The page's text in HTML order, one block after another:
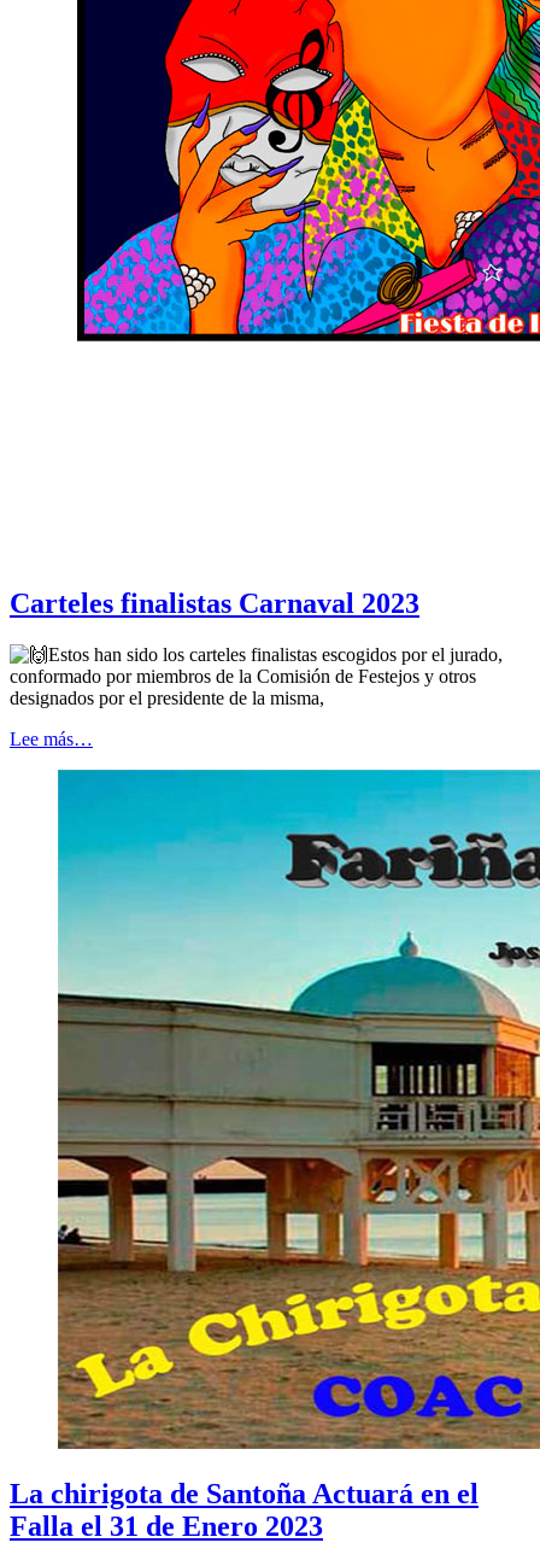
Carteles finalistas Carnaval 2023
Estos han sido los carteles finalistas escogidos por el jurado,
conformado por miembros de la Comisión de Festejos y otros
designados por el presidente de la misma,
Lee más…
La chirigota de Santoña Actuará en el
Falla el 31 de Enero 2023